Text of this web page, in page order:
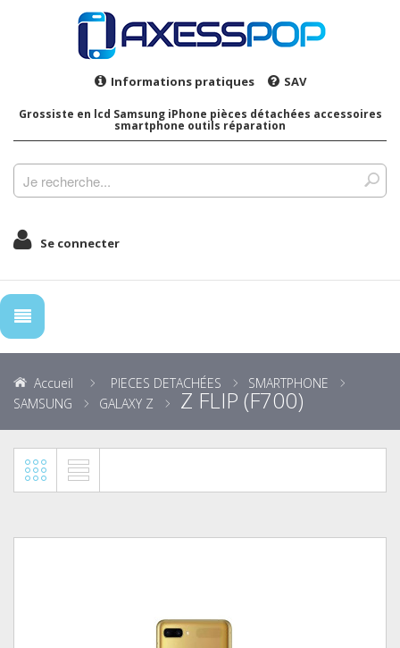
Informations pratiques SAV
Grossiste en lcd Samsung iPhone pièces détachées accessoires
smartphone outils réparation
Se connecter
Accueil PIECES DETACHÉES
SMARTPHONE
SAMSUNG
GALAXY Z Z FLIP (F700)